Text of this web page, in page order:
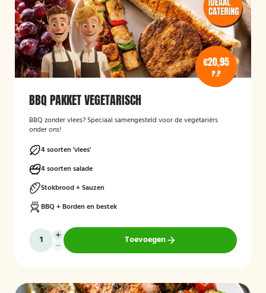
€20,95
P.P
BBQ PAKKET VEGETARISCH
BBQ zonder vlees? Speciaal samengesteld voor de vegetariërs
onder ons!
4 soorten 'vlees'
4 soorten salade
Stokbrood + Sauzen
BBQ + Borden en bestek
Toevoegen